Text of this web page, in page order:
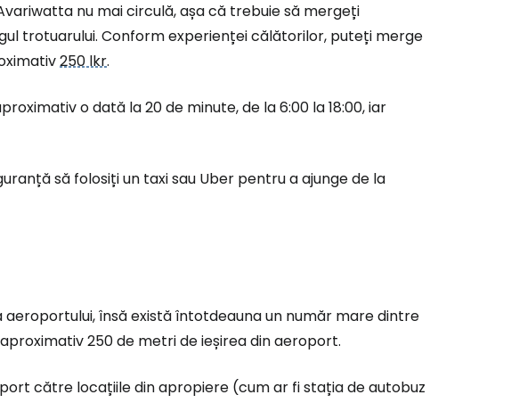
nu mai circulă, așa că trebuie să mergeți
trotuarului. Conform experienței călătorilor, puteți merge
250 lkr.
o dată la 20 de minute, de la 6:00 la 18:00, iar
să folosiți un taxi sau Uber pentru a ajunge de la
însă există întotdeauna un număr mare dintre
250 de metri de ieșirea din aeroport.
către locațiile din apropiere (cum ar fi stația de autobuz